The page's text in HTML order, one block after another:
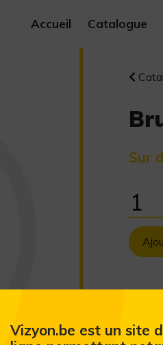
Accueil Catalogue
Sur
Vizyon.be est un site